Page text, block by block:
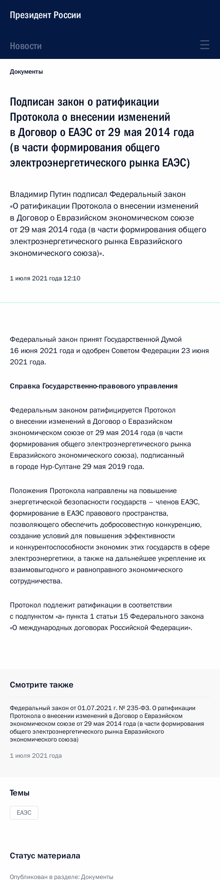
Президент России
Новости
Документы
Подписан закон о ратификации
Протокола о внесении изменений
в Договор о ЕАЭС от 29 мая 2014 года
(в части формирования общего
электроэнергетического рынка ЕАЭС)
Владимир Путин подписал Федеральный закон
«О ратификации Протокола о внесении изменений
в Договор о Евразийском экономическом союзе
от 29 мая 2014 года (в части формирования общего
электроэнергетического рынка Евразийского
экономического союза)».
1 июля 2021 года 12:10
Федеральный закон принят Государственной Думой
16 июня 2021 года и одобрен Советом Федерации 23 июня
2021 года.
Справка Государственно-правового управления
Федеральным законом ратифицируется Протокол
о внесении изменений в Договор о Евразийском
экономическом союзе от 29 мая 2014 года (в части
формирования общего электроэнергетического рынка
Евразийского экономического союза), подписанный
в городе Нур-Султане 29 мая 2019 года.
Положения Протокола направлены на повышение
энергетической безопасности государств – членов ЕАЭС,
формирование в ЕАЭС правового пространства,
позволяющего обеспечить добросовестную конкуренцию,
создание условий для повышения эффективности
и конкурентоспособности экономик этих государств в сфере
электроэнергетики, а также на дальнейшее укрепление их
взаимовыгодного и равноправного экономического
сотрудничества.
Протокол подлежит ратификации в соответствии
с подпунктом «а» пункта 1 статьи 15 Федерального закона
«О международных договорах Российской Федерации».
Смотрите также
Федеральный закон от 01.07.2021 г. № 235-ФЗ. О ратификации
Протокола о внесении изменений в Договор о Евразийском
экономическом союзе от 29 мая 2014 года (в части формирования
общего электроэнергетического рынка Евразийского
экономического союза)
1 июля 2021 года
Темы
ЕАЭС
Статус материала
Опубликован в разделе:Документы